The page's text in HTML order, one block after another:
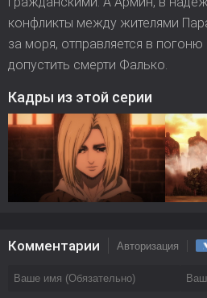
конфликты между жителями
за моря, отправляется в
допустить смерти Фалько.
Кадры из этой серии
Комментарии Авторизация